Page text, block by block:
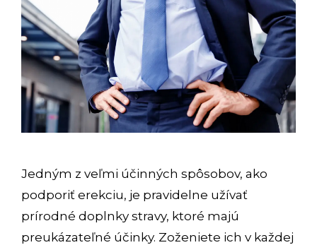
Jedným z veľmi účinných spôsobov, ako
podporiť erekciu, je pravidelne užívať
prírodné doplnky stravy, ktoré majú
preukázateľné účinky. Zoženiete ich v každej